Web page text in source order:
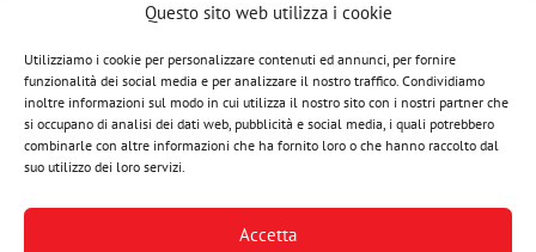
Questo sito web utilizza i cookie
Utilizziamo i cookie per personalizzare contenuti ed annunci, per fornire
funzionalità dei social media e per analizzare il nostro traffico. Condividiamo
inoltre informazioni sul modo in cui utilizza il nostro sito con i nostri partner che
si occupano di analisi dei dati web, pubblicità e social media, i quali potrebbero
combinarle con altre informazioni che ha fornito loro o che hanno raccolto dal
suo utilizzo dei loro servizi.
Accetta